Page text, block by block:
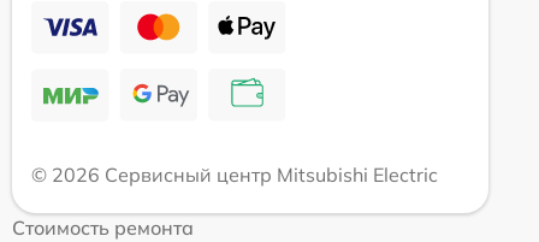
© 2026 Сервисный центр Mitsubishi Electric
Стоимость ремонта